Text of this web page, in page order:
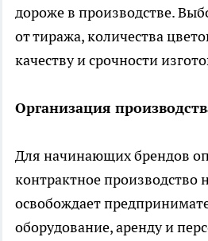
дороже в производстве.
от тиража, количества
качеству и срочности
Организация
Для начинающих брендов
контрактное производство
освобождает
оборудование, аренду и